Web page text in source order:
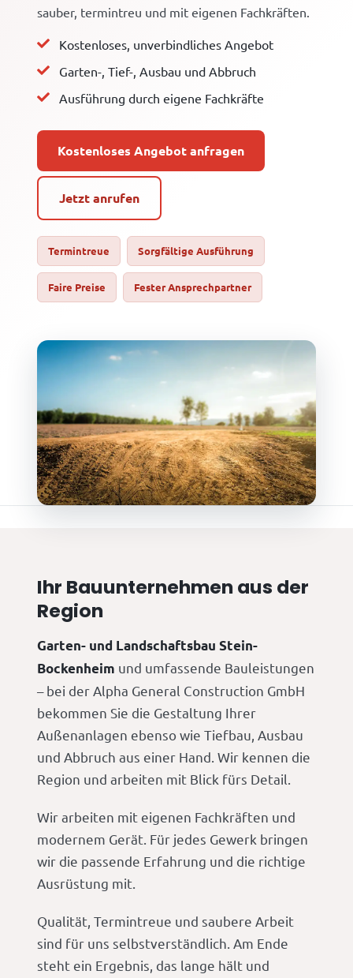
sauber, termintreu und mit eigenen Fachkräften.
Kostenloses, unverbindliches Angebot
Garten-, Tief-, Ausbau und Abbruch
Ausführung durch eigene Fachkräfte
Kostenloses Angebot anfragen
Jetzt anrufen
Termintreue Sorgfältige Ausführung
Faire Preise Fester Ansprechpartner
Ihr Bauunternehmen aus der
Region
Garten- und Landschaftsbau Stein-
Bockenheim und umfassende Bauleistungen
– bei der Alpha General Construction GmbH
bekommen Sie die Gestaltung Ihrer
Außenanlagen ebenso wie Tiefbau, Ausbau
und Abbruch aus einer Hand. Wir kennen die
Region und arbeiten mit Blick fürs Detail.
Wir arbeiten mit eigenen Fachkräften und
modernem Gerät. Für jedes Gewerk bringen
wir die passende Erfahrung und die richtige
Ausrüstung mit.
Qualität, Termintreue und saubere Arbeit
sind für uns selbstverständlich. Am Ende
steht ein Ergebnis, das lange hält und